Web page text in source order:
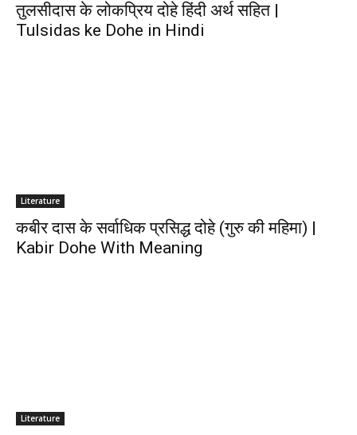
तुलसीदास के लोकप्रिय दोहे हिंदी अर्थ सहित |
Tulsidas ke Dohe in Hindi
Literature
कबीर दास के सर्वाधिक प्रसिद्ध दोहे (गुरु की महिमा) |
Kabir Dohe With Meaning
Literature